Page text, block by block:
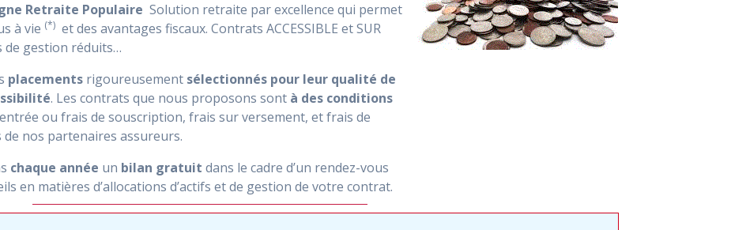
Retraite Populaire Solution retraite par excellence qui permet
à vie (*) et des avantages fiscaux. Contrats ACCESSIBLE et SUR
de gestion réduits…
placements rigoureusement sélectionnés pour leur qualité de
. Les contrats que nous proposons sont à des conditions
ou frais de souscription, frais sur versement, et frais de
nos partenaires assureurs.
chaque année un bilan gratuit dans le cadre d’un rendez-vous
en matières d’allocations d’actifs et de gestion de votre contrat.